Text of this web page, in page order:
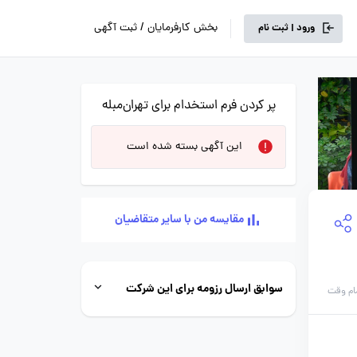
ورود | ثبت نام بخش کارفرمایان / ثبت آگهی
وقت
پر کردن فرم استخدام برای تهران‌مبله
این آگهی بسته شده است
مقایسه من با سایر متقاضیان
سوابق ارسال رزومه برای این شرکت